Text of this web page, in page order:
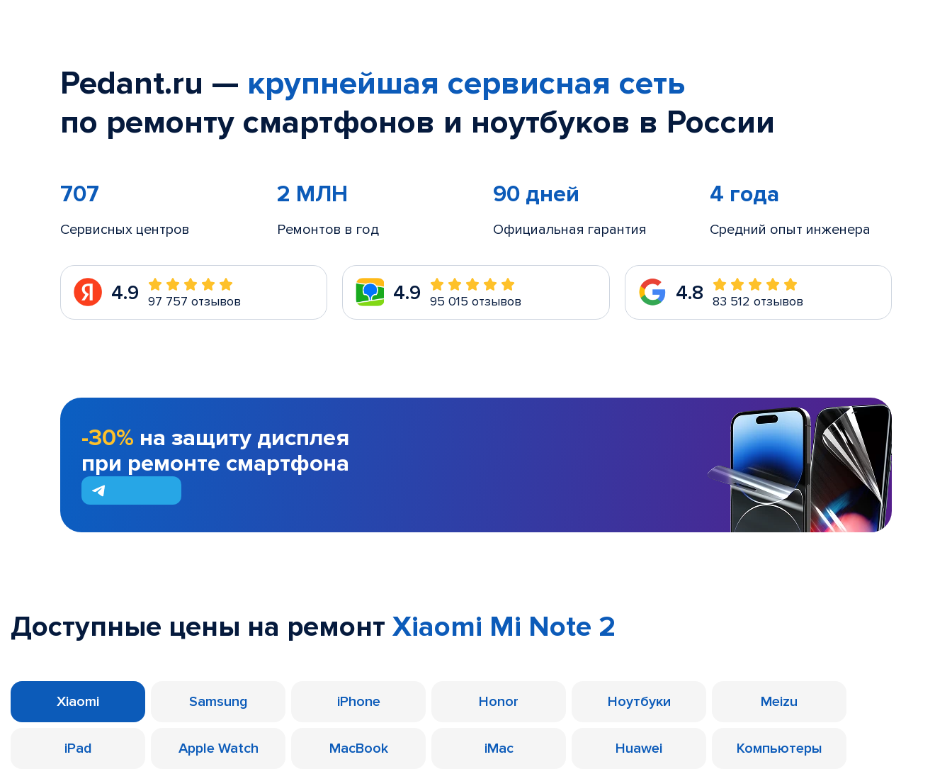
Pedant.ru — крупнейшая сервисная сеть
по ремонту смартфонов и ноутбуков в России
707
Сервисных центров
2 МЛН
Ремонтов в год
90 дней
Официальная гарантия
4 года
Средний опыт инженера
4.9 97 757 отзывов 4.9 95 015 отзывов 4.8 83 512 отзывов
-30% на защиту дисплея
при ремонте смартфона
Доступные цены на ремонт Xiaomi Mi Note 2
Xiaomi Samsung iPhone Honor Ноутбуки Meizu
iPad Apple Watch MacBook iMac Huawei Компьютеры